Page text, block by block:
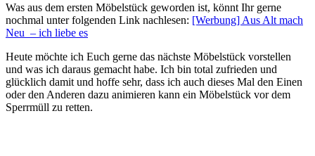
Was aus dem ersten Möbelstück geworden ist, könnt Ihr gerne
nochmal unter folgenden Link nachlesen: [Werbung] Aus Alt mach
Neu – ich liebe es
Heute möchte ich Euch gerne das nächste Möbelstück vorstellen
und was ich daraus gemacht habe. Ich bin total zufrieden und
glücklich damit und hoffe sehr, dass ich auch dieses Mal den Einen
oder den Anderen dazu animieren kann ein Möbelstück vor dem
Sperrmüll zu retten.